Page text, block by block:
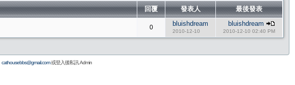
回覆 發表人 最後發表
0 bluishdream
2010-12-10
bluishdream
2010-12-10 02:40 PM
cathousebbs@gmail.com或登入後私訊 Admin